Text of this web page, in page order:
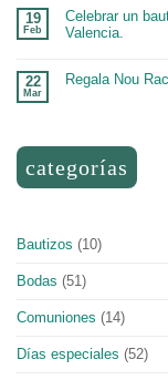
19
Feb
Celebrar un
Valencia.
22
Mar
Regala Nou
categorías
Bautizos (10)
Bodas (51)
Comuniones (14)
Días especiales (52)